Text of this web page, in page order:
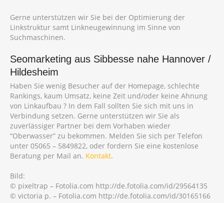
Gerne unterstützen wir Sie bei der Optimierung der
Linkstruktur samt Linkneugewinnung im Sinne von
Suchmaschinen.
Seomarketing aus Sibbesse nahe Hannover /
Hildesheim
Haben Sie wenig Besucher auf der Homepage, schlechte
Rankings, kaum Umsatz, keine Zeit und/oder keine Ahnung
von Linkaufbau ? In dem Fall sollten Sie sich mit uns in
Verbindung setzen. Gerne unterstützen wir Sie als
zuverlässiger Partner bei dem Vorhaben wieder
“Oberwasser” zu bekommen. Melden Sie sich per Telefon
unter 05065 – 5849822, oder fordern Sie eine kostenlose
Beratung per Mail an. Kontakt.
Bild:
© pixeltrap – Fotolia.com http://de.fotolia.com/id/29564135
© victoria p. – Fotolia.com http://de.fotolia.com/id/30165166